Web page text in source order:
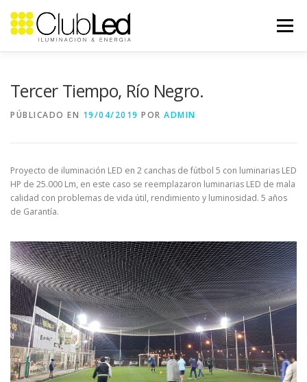
contenido
Menú
Tercer Tiempo, Río Negro.
PÚBLICADO EN 19/04/2019 POR ADMIN
Proyecto de iluminación LED en 2 canchas de fútbol 5 con luminarias LED
HP de 25.000 Lm, en este caso se reemplazaron luminarias LED de mala
calidad con problemas de vida útil, rendimiento y luminosidad. 5 años
de Garantía.